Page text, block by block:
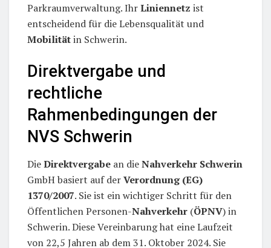
Parkraumverwaltung. IhrLiniennetz ist
entscheidend für die Lebensqualität und
Mobilitätin Schwerin.
Direktvergabe und
rechtliche
Rahmenbedingungen der
NVS Schwerin
DieDirektvergabe an dieNahverkehr Schwerin
GmbH basiert auf derVerordnung (EG)
1370/2007. Sie ist ein wichtiger Schritt für den
Öffentlichen Personen-Nahverkehr (ÖPNV) in
Schwerin. Diese Vereinbarung hat eine Laufzeit
von 22,5 Jahren ab dem 31. Oktober 2024. Sie